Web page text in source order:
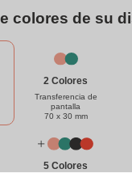
colores de su
2 Colores
Transferencia de
pantalla
70 x 30 mm
5 Colores